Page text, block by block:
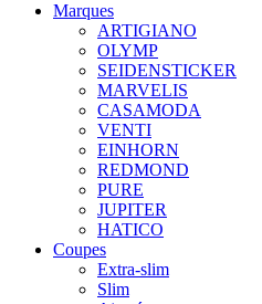
Marques
ARTIGIANO
OLYMP
SEIDENSTICKER
MARVELIS
CASAMODA
VENTI
EINHORN
REDMOND
PURE
JUPITER
HATICO
Coupes
Extra-slim
Slim